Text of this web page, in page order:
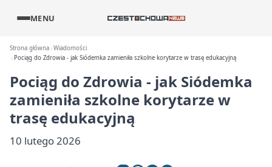
MENU
Strona główna Wiadomości
Pociąg do Zdrowia - jak Siódemka zamieniła szkolne korytarze w trasę edukacyjną
Pociąg do Zdrowia - jak Siódemka
zamieniła szkolne korytarze w
trasę edukacyjną
10 lutego 2026